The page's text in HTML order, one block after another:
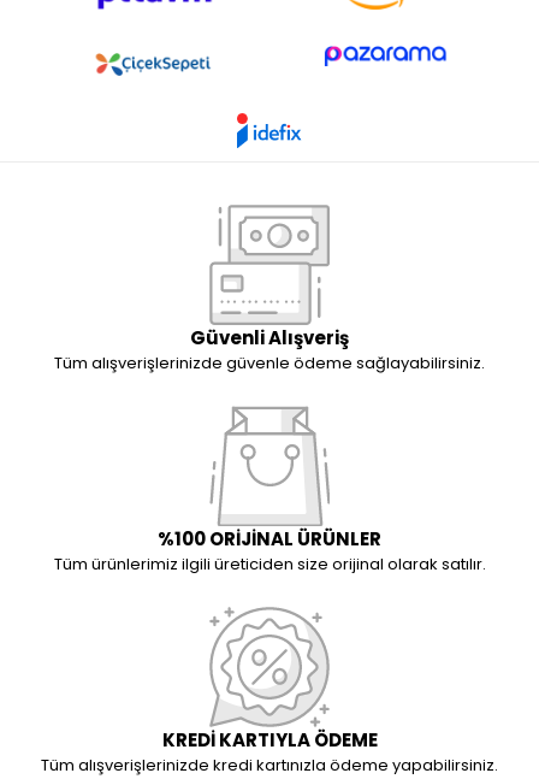
Güvenli Alışveriş
Tüm alışverişlerinizde güvenle ödeme sağlayabilirsiniz.
%100 ORİJİNAL ÜRÜNLER
Tüm ürünlerimiz ilgili üreticiden size orijinal olarak satılır.
KREDİ KARTIYLA ÖDEME
Tüm alışverişlerinizde kredi kartınızla ödeme yapabilirsiniz.